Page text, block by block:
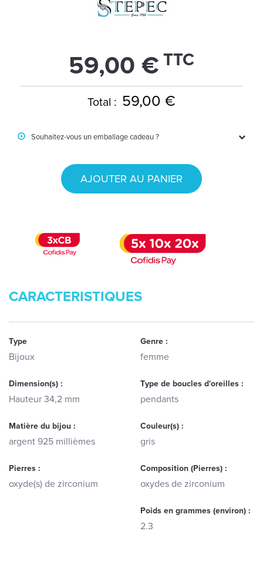
59,00 € TTC
Total : 59,00 €
Souhaitez-vous un emballage cadeau ?
AJOUTER AU PANIER
CARACTERISTIQUES
Type
Bijoux
Genre :
femme
Dimension(s) :
Hauteur 34,2 mm
Type de boucles d'oreilles :
pendants
Matière du bijou :
argent 925 millièmes
Couleur(s) :
gris
Pierres :
oxyde(s) de zirconium
Composition (Pierres) :
oxydes de zirconium
Poids en grammes (environ) :
2.3